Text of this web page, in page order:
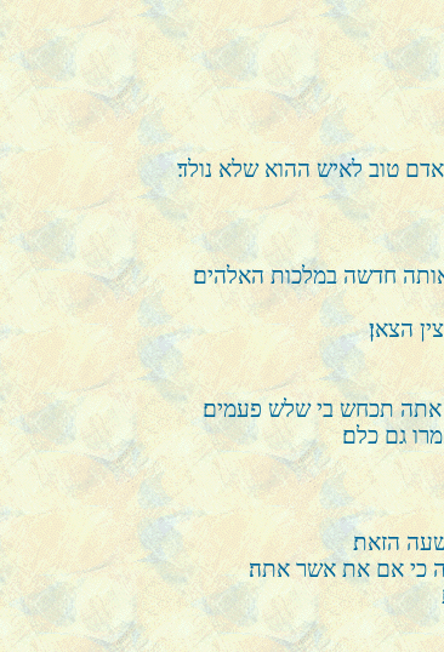
טוב לאיש ההוא שלא נולד׃
חדשה במלכות האלהים׃
הצאן׃
אתה תכחש בי שלש פעמים׃
גם כלם׃
הזאת׃
כי אם את אשר אתה׃